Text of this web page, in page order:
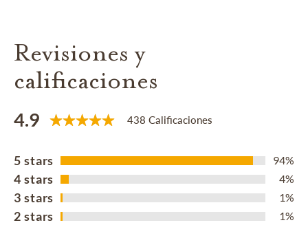
Revisiones y
calificaciones
4.9 438 Calificaciones
5 stars 94%
4 stars 4%
3 stars 1%
2 stars 1%